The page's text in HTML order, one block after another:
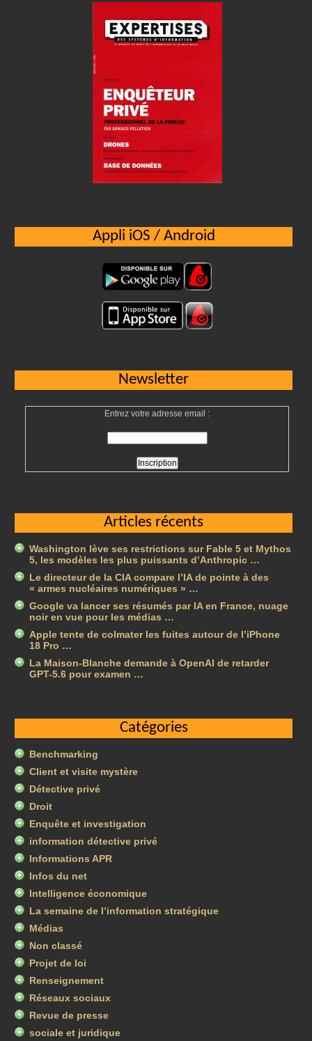
Appli iOS / Android
Newsletter
Entrez votre adresse email :
Articles récents
Washington lève ses restrictions sur Fable 5 et Mythos
5, les modèles les plus puissants d’Anthropic …
Le directeur de la CIA compare l’IA de pointe à des
« armes nucléaires numériques » …
Google va lancer ses résumés par IA en France, nuage
noir en vue pour les médias …
Apple tente de colmater les fuites autour de l’iPhone
18 Pro …
La Maison-Blanche demande à OpenAI de retarder
GPT-5.6 pour examen …
Catégories
Benchmarking
Client et visite mystère
Détective privé
Droit
Enquête et investigation
information détective privé
Informations APR
Infos du net
Intelligence économique
La semaine de l’information stratégique
Médias
Non classé
Projet de loi
Renseignement
Réseaux sociaux
Revue de presse
sociale et juridique